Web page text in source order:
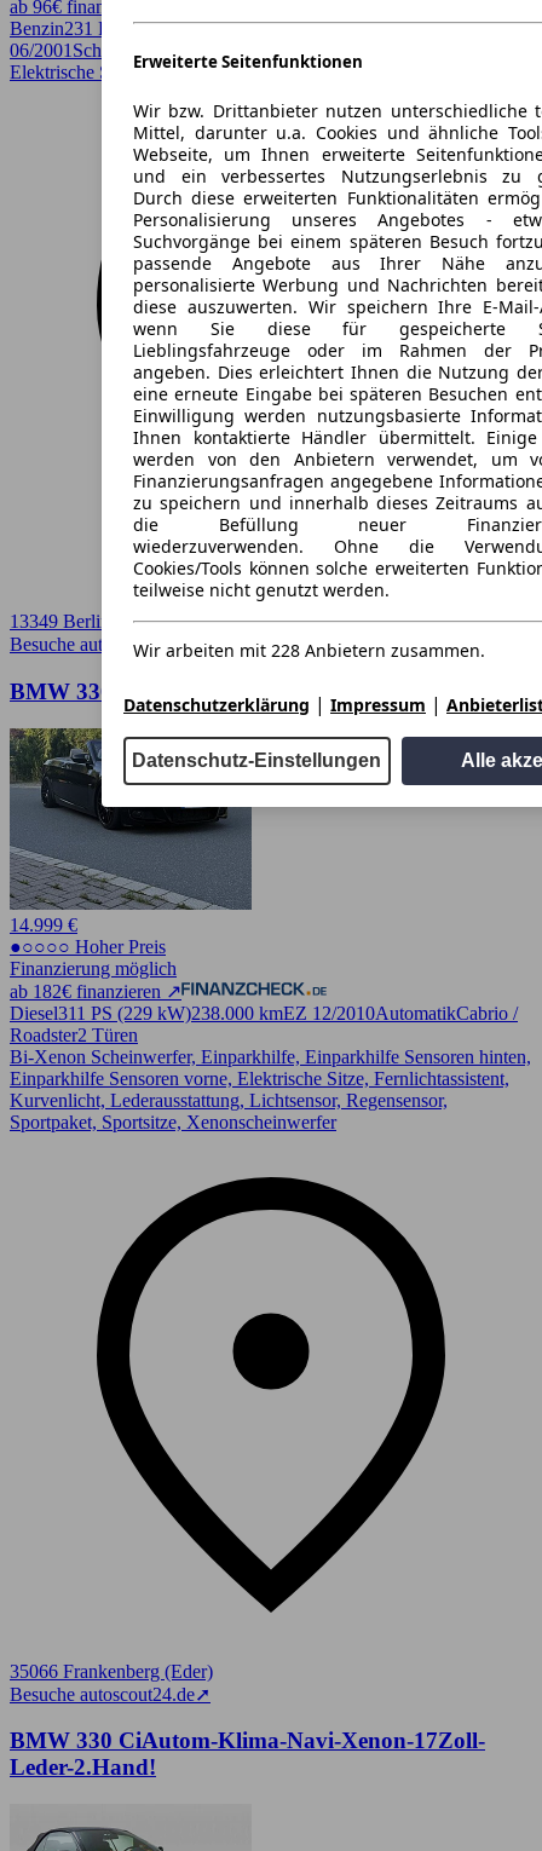
ab 96€ finanzieren ↗
Benzin231 PS (170 kW)270.000 kmEZ
06/2001 Schaltgetriebe Cabrio / Roadster
2 Türen
Elektrische Sitze
13349 Berlin
Besuche autoscout24.de➚
BMW 330 330d M Packet Ab Werk
14.999 €
●○○○○ Hoher Preis
Finanzierung möglich
ab 182€ finanzieren ↗
Diesel311 PS (229 kW)238.000 kmEZ 12/2010AutomatikCabrio /
Roadster2 Türen
Bi-Xenon Scheinwerfer, Einparkhilfe, Einparkhilfe Sensoren hinten,
Einparkhilfe Sensoren vorne, Elektrische Sitze, Fernlichtassistent,
Kurvenlicht, Lederausstattung, Lichtsensor, Regensensor,
Sportpaket, Sportsitze, Xenonscheinwerfer
35066 Frankenberg (Eder)
Besuche autoscout24.de➚
BMW 330 CiAutom-Klima-Navi-Xenon-17Zoll-
Leder-2.Hand!
Erweiterte Seitenfunktionen
Wir bzw. Drittanbieter nutzen unterschiedliche
Mittel, darunter u.a. Cookies und ähnliche
Webseite, um Ihnen erweiterte
und ein verbessertes Nutzungserlebnis zu
Durch diese erweiterten Funktionalitäten
Personalisierung unseres Angebotes -
Suchvorgänge bei einem späteren Besuch
passende Angebote aus Ihrer Nähe
personalisierte Werbung und Nachrichten
diese auszuwerten. Wir speichern Ihre E-Mail-
wenn Sie diese für gespeicherte
Lieblingsfahrzeuge oder im Rahmen der
angeben. Dies erleichtert Ihnen die Nutzung
eine erneute Eingabe bei späteren Besuchen
Einwilligung werden nutzungsbasierte
Ihnen kontaktierte Händler übermittelt. Einige
werden von den Anbietern verwendet, um
Finanzierungsanfragen angegebene
zu speichern und innerhalb dieses Zeitraums
die Befüllung neuer
wiederzuverwenden. Ohne die
Cookies/Tools können solche erweiterten
teilweise nicht genutzt werden.
Wir arbeiten mit 228 Anbietern zusammen.
Datenschutzerklärung | Impressum |
Datenschutz-Einstellungen Alle